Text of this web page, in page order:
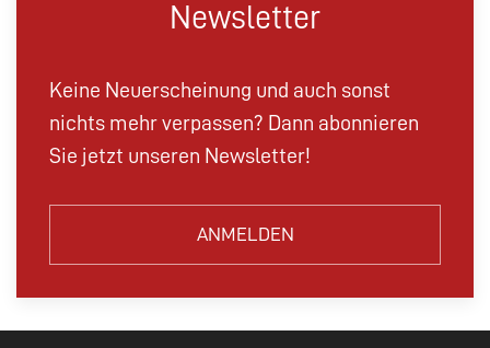
Newsletter
Keine Neuerscheinung und auch sonst
nichts mehr verpassen? Dann abonnieren
Sie jetzt unseren Newsletter!
ANMELDEN